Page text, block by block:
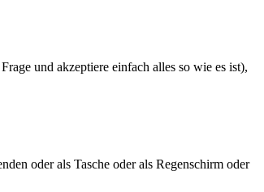
und akzeptiere einfach alles so wie es ist),
oder als Tasche oder als Regenschirm oder